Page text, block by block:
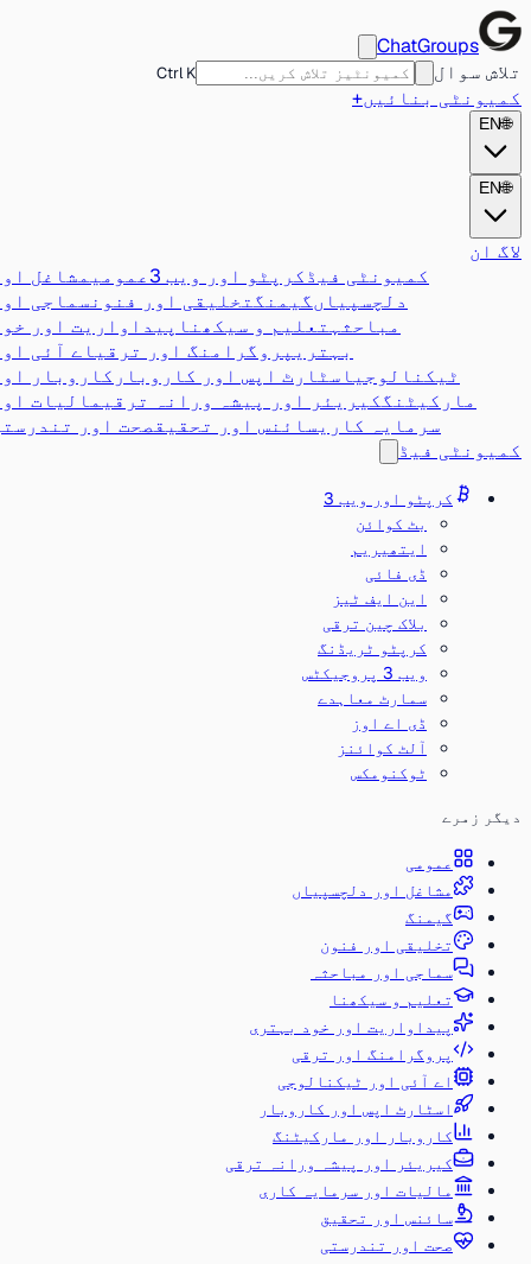
ChatGroups
تلاش سوال
Ctrl K
کمیونٹی بنائیں+
🌐
EN
🌐
EN
لاگ ان
کمیونٹی فیڈکرپٹو اور ویب 3 عمومیمشاغل اور
دلچسپیاں گیمنگتخلیقی اور فنون سماجی اور
مباحثہتعلیم و سیکھناپیداواریت اور خود
بہتری پروگرامنگ اور ترقیاے آئی اور
ٹیکنالوجیاسٹارٹ اپس اور کاروبار کاروبار اور
مارکیٹنگکیریئر اور پیشہ ورانہ ترقیمالیات اور
سرمایہ کاری سائنس اور تحقیقصحت اور تندرستی
کمیونٹی فیڈ
کرپٹو اور ویب 3
بٹ کوائن
ایتھیریم
ڈی فائی
این ایف ٹیز
بلاک چین ترقی
کرپٹو ٹریڈنگ
ویب 3 پروجیکٹس
سمارٹ معاہدے
ڈی اے اوز
آلٹ کوائنز
ٹوکنومکس
دیگر زمرے
عمومی
مشاغل اور دلچسپیاں
گیمنگ
تخلیقی اور فنون
سماجی اور مباحثہ
تعلیم و سیکھنا
پیداواریت اور خود بہتری
پروگرامنگ اور ترقی
اے آئی اور ٹیکنالوجی
اسٹارٹ اپس اور کاروبار
کاروبار اور مارکیٹنگ
کیریئر اور پیشہ ورانہ ترقی
مالیات اور سرمایہ کاری
سائنس اور تحقیق
صحت اور تندرستی